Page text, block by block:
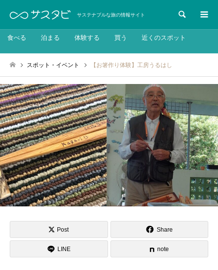
サステナブルな旅の情報サイト 検索
食べる 泊まる 体験する 買う 近くのスポット
スポット・イベント 【お箸作り体験】工房うるはし
Post Share
LINE note